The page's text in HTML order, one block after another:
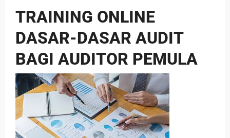
TRAINING ONLINE
DASAR-DASAR AUDIT
BAGI AUDITOR PEMULA